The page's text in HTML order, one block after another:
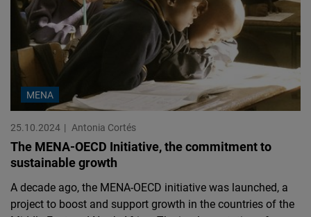
MENA
25.10.2024 Antonia Cortés
The MENA-OECD Initiative, the commitment to
sustainable growth
A decade ago, the MENA-OECD initiative was launched, a
project to boost and support growth in the countries of the